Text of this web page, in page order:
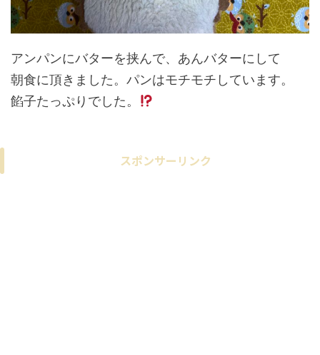
アンパンにバターを挟んで、あんバターにして
朝食に頂きました。パンはモチモチしています。
餡子たっぷりでした。
スポンサーリンク